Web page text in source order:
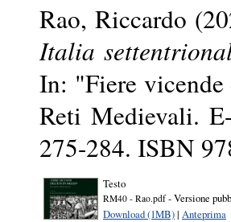
Rao, Riccardo
Italia
In: "Fiere
Reti Medievali.
275-284. ISBN
Testo
RM40 - Rao.pdf- Versione
Download (1MB)| Anteprima